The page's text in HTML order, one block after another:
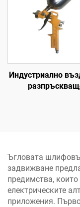
Индустриално
Ъгловата
задвижване
предимства,
електрическите
приложения.